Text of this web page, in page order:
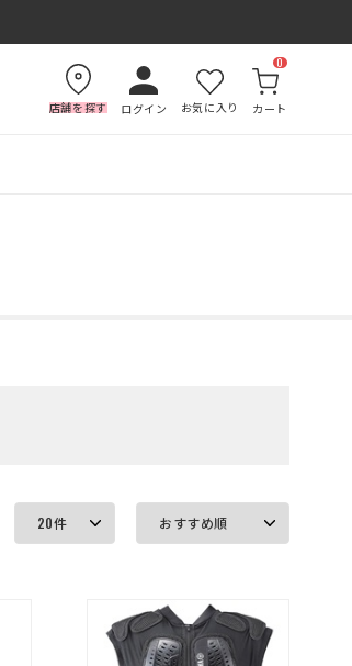
店舗を探す ログイン お気に入り カート
0